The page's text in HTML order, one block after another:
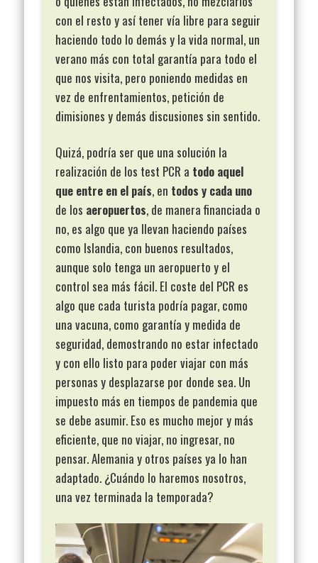
con el resto y así tener vía libre para seguir
haciendo todo lo demás y la vida normal, un
verano más con total garantía para todo el
que nos visita, pero poniendo medidas en
vez de enfrentamientos, petición de
dimisiones y demás discusiones sin sentido.
Quizá, podría ser que una solución la
realización de los test PCR a todo aquel
que entre en el país, en todos y cada uno
de los aeropuertos, de manera financiada o
no, es algo que ya llevan haciendo países
como Islandia, con buenos resultados,
aunque solo tenga un aeropuerto y el
control sea más fácil. El coste del PCR es
algo que cada turista podría pagar, como
una vacuna, como garantía y medida de
seguridad, demostrando no estar infectado
y con ello listo para poder viajar con más
personas y desplazarse por donde sea. Un
impuesto más en tiempos de pandemia que
se debe asumir. Eso es mucho mejor y más
eficiente, que no viajar, no ingresar, no
pensar. Alemania y otros países ya lo han
adaptado. ¿Cuándo lo haremos nosotros,
una vez terminada la temporada?